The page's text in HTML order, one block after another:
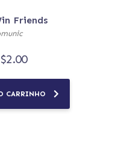
Friends
$2.00
CARRINHO